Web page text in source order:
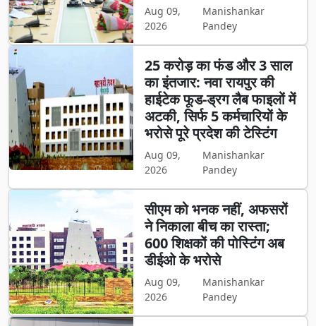
Aug 09,
2026
Manishankar
Pandey
25 करोड़ का फंड और 3 साल
का इंतजार: नवा रायपुर की
हाईटेक फूड-ड्रग लैब फाइलों में
अटकी, सिर्फ 5 कर्मचारियों के
भरोसे पूरे प्रदेश की टेस्टिंग
Aug 09,
2026
Manishankar
Pandey
सीएम को भनक नहीं, अफसरों
ने निकाला बीच का रास्ता;
600 शिक्षकों की पोस्टिंग अब
डीईओ के भरोसे
Aug 09,
2026
Manishankar
Pandey